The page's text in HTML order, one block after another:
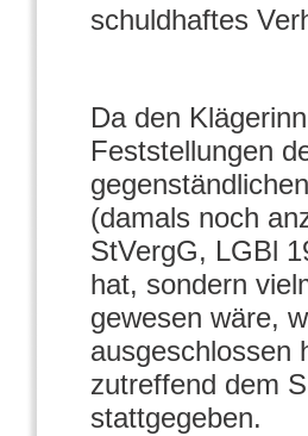
schuldhaftes
Da den
Feststellungen
(damals noch
StVergG, LGBl
hat, sondern
gewesen wäre,
ausgeschlossen
zutreffend dem
stattgegeben.